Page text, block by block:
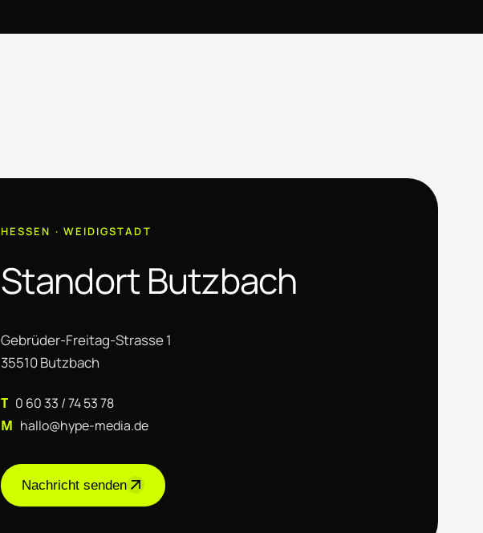
HESSEN · WEIDIGSTADT
Standort Butzbach
Gebrüder-Freitag-Strasse 1
35510 Butzbach
T 0 60 33 / 74 53 78
M hallo@hype-media.de
Nachricht senden